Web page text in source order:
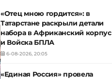
«Отец мною гордится»: в
Татарстане раскрыли детали
набора в Африканский корпус
и Войска БПЛА
6-08-2026, 20:05
«Единая Россия» провела